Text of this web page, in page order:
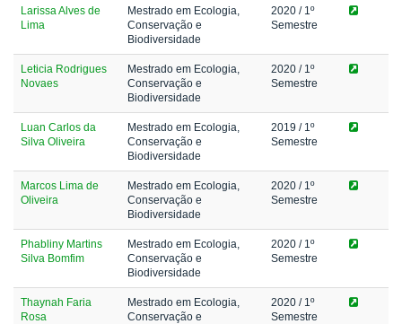
Larissa Alves de
Lima
Mestrado em Ecologia,
Conservação e
Biodiversidade
2020 / 1º
Semestre
Leticia Rodrigues
Novaes
Mestrado em Ecologia,
Conservação e
Biodiversidade
2020 / 1º
Semestre
Luan Carlos da
Silva Oliveira
Mestrado em Ecologia,
Conservação e
Biodiversidade
2019 / 1º
Semestre
Marcos Lima de
Oliveira
Mestrado em Ecologia,
Conservação e
Biodiversidade
2020 / 1º
Semestre
Phabliny Martins
Silva Bomfim
Mestrado em Ecologia,
Conservação e
Biodiversidade
2020 / 1º
Semestre
Thaynah Faria
Rosa
Mestrado em Ecologia,
Conservação e
2020 / 1º
Semestre